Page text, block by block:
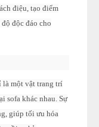
điệu, tạo điểm
độc đáo cho
là một vật trang trí
sofa khác nhau. Sự
giúp tối ưu hóa